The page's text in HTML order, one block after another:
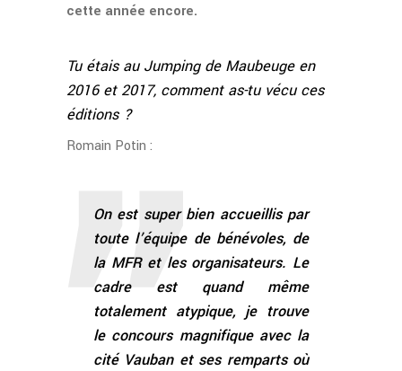
cette année encore.
Tu étais au Jumping de Maubeuge en
2016 et 2017, comment as-tu vécu ces
éditions ?
Romain Potin :
On est super bien accueillis par
toute l’équipe de bénévoles, de
la MFR et les organisateurs. Le
cadre est quand même
totalement atypique, je trouve
le concours magnifique avec la
cité Vauban et ses remparts où